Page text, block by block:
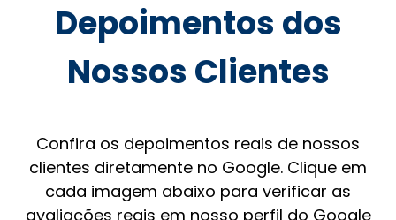
Depoimentos dos
Nossos Clientes
Confira os depoimentos reais de nossos
clientes diretamente no Google. Clique em
cada imagem abaixo para verificar as
avaliações reais em nosso perfil do Google